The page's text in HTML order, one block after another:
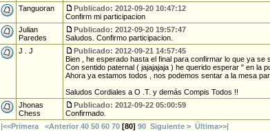
Tanguoran
Publicado: 2012-09-20 10:47:12
Confirm mi participacion
Julian
Paredes
Publicado: 2012-09-20 19:57:47
Saludos. Confirmo participacion.
J . J
Publicado: 2012-09-21 14:57:45
Bien , he esperado hasta el final para confirmar lo que ya se
Con sentido paternal ( jajajajaja ) he querido esperar " en la
Ahora ya estamos todos , nos podemos sentar a la mesa
Saludos Cordiales a O .T. y demás Compis Todos !!
Jhonas
Chess
Publicado: 2012-09-22 05:00:59
Confirmado.
|<<Primera
<Anterior 40 50 60 70[80] 90 Siguiente > Última>>|